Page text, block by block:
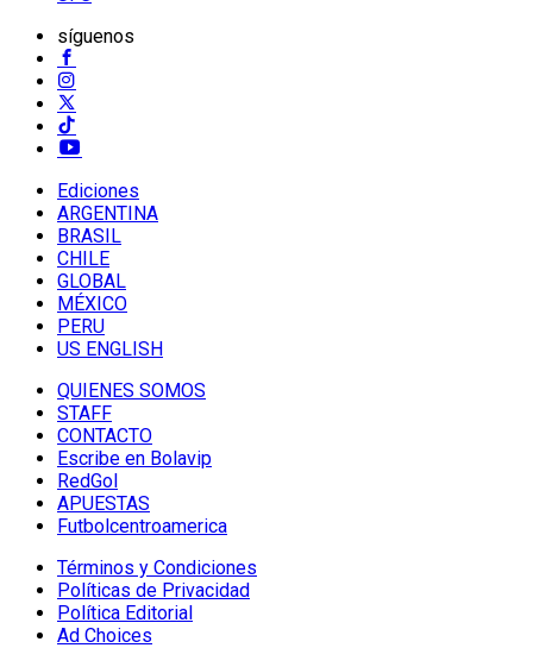
síguenos
Ediciones
ARGENTINA
BRASIL
CHILE
GLOBAL
MÉXICO
PERU
US ENGLISH
QUIENES SOMOS
STAFF
CONTACTO
Escribe en Bolavip
RedGol
APUESTAS
Futbolcentroamerica
Términos y Condiciones
Políticas de Privacidad
Política Editorial
Ad Choices